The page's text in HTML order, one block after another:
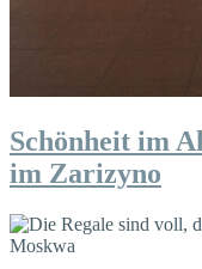
Schönheit im
im Zarizyno